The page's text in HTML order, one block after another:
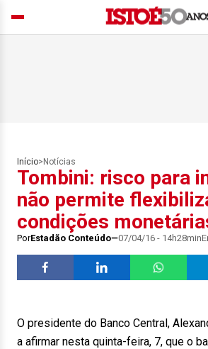
Início> Notícias
Tombini: risco para
não permite
condições
PorEstadão Conteúdo 07/04/16 - 14h28min
O presidente do Banco Central,
a afirmar nesta quinta-feira, 7, que o